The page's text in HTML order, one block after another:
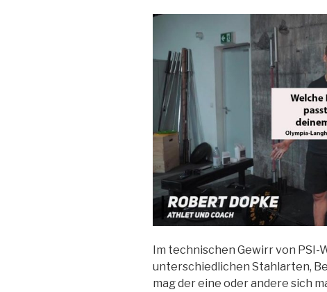
Training?
Crosslifting“
Im technischen Gewirr von PSI-
unterschiedlichen Stahlarten,
mag der eine oder andere sich